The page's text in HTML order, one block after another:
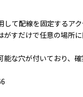
て配線を固定するアク
すだけで任意の場所に
能な穴が付いており、確